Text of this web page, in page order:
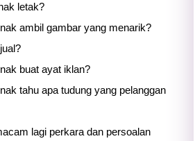
letak?
ambil gambar yang menarik?
buat ayat iklan?
tahu apa tudung yang pelanggan
lagi perkara dan persoalan